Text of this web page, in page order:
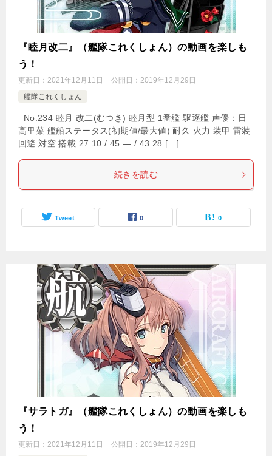
『睦月改二』（艦隊これくしょん）の動画を楽しも
う！
更新日： 2021年12月11日 公開日： 2019年12月29日
艦隊これくしょん
No.234 睦月 改二(むつき) 睦月型 1番艦 駆逐艦 声優：日
高里菜 艦船ステータス(初期値/最大値) 耐久 火力 装甲 雷装
回避 対空 搭載 27 10 / 45 — / 43 28 […]
続きを読む
Tweet 0 0
『サラトガ』（艦隊これくしょん）の動画を楽しも
う！
更新日： 2021年12月11日 公開日： 2019年12月29日